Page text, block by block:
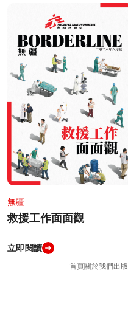
無疆
救援工作面面觀
立即閱讀
首頁關於我們出版